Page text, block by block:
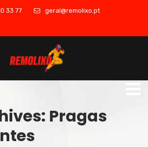
33 77 geral@remolixo.pt
Pragas